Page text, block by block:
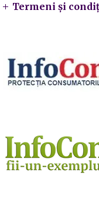
Termeni și